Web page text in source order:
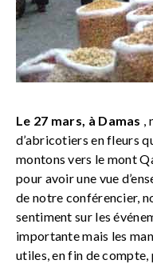
Le 27 mars, à Damas ,
d’abricotiers en fleurs
montons vers le mont
pour avoir une vue
de notre conférencier,
sentiment sur les
importante mais les
utiles, en fin de